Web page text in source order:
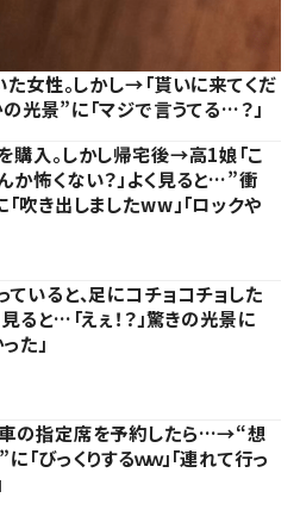
女性。しかし→「貰いに来てくだ
の光景”に「マジで言うてる…？」
購入。しかし帰宅後→高1娘「こ
か怖くない？」よく見ると…”衝
吹き出しましたww」「ロックや
ていると、足にコチョコチョした
ると…「えぇ！？」驚きの光景に
た」
の指定席を予約したら…→“想
「びっくりするｗｗ」「連れて行っ